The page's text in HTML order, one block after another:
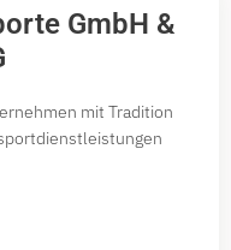
GmbH &
mit Tradition